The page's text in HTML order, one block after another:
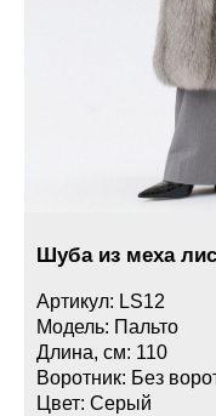
Шуба из меха
Артикул: LS12
Модель: Пальто
Длина, см: 110
Воротник: Без
Цвет: Серый